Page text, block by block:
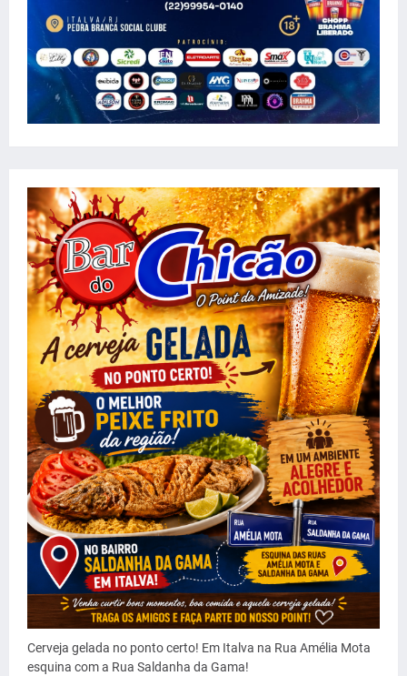
Cerveja gelada no ponto certo! Em Italva na Rua Amélia Mota
esquina com a Rua Saldanha da Gama!